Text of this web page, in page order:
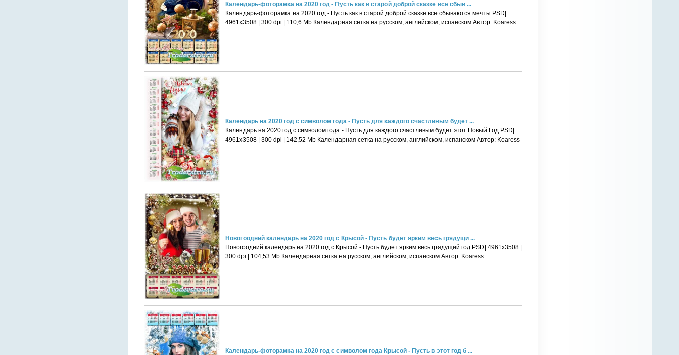
Календарь-фоторамка на 2020 год - Пусть как в старой доброй сказке все сбыв ...
Календарь-фоторамка на 2020 год - Пусть как в старой доброй сказке все сбываются мечты PSD|
4961x3508 | 300 dpi | 110,6 Mb Календарная сетка на русском, английском, испанском Автор: Koaress
Календарь на 2020 год с символом года - Пусть для каждого счастливым будет ...
Календарь на 2020 год с символом года - Пусть для каждого счастливым будет этот Новый Год PSD|
4961x3508 | 300 dpi | 142,52 Mb Календарная сетка на русском, английском, испанском Автор: Koaress
Новогоодний календарь на 2020 год с Крысой - Пусть будет ярким весь грядущи ...
Новогоодний календарь на 2020 год с Крысой - Пусть будет ярким весь грядущий год PSD| 4961x3508 |
300 dpi | 104,53 Mb Календарная сетка на русском, английском, испанском Автор: Koaress
Календарь-фоторамка на 2020 год с символом года Крысой - Пусть в этот год б ...